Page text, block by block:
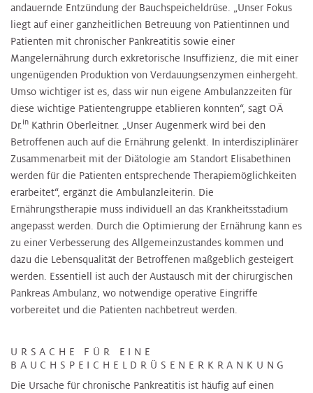
andauernde Entzündung der Bauchspeicheldrüse. „Unser Fokus
liegt auf einer ganzheitlichen Betreuung von Patientinnen und
Patienten mit chronischer Pankreatitis sowie einer
Mangelernährung durch exkretorische Insuffizienz, die mit einer
ungenügenden Produktion von Verdauungsenzymen einhergeht.
Umso wichtiger ist es, dass wir nun eigene Ambulanzzeiten für
diese wichtige Patientengruppe etablieren konnten“, sagt OÄ
Dr.in Kathrin Oberleitner. „Unser Augenmerk wird bei den
Betroffenen auch auf die Ernährung gelenkt. In interdisziplinärer
Zusammenarbeit mit der Diätologie am Standort Elisabethinen
werden für die Patienten entsprechende Therapiemöglichkeiten
erarbeitet“, ergänzt die Ambulanzleiterin. Die
Ernährungstherapie muss individuell an das Krankheitsstadium
angepasst werden. Durch die Optimierung der Ernährung kann es
zu einer Verbesserung des Allgemeinzustandes kommen und
dazu die Lebensqualität der Betroffenen maßgeblich gesteigert
werden. Essentiell ist auch der Austausch mit der chirurgischen
Pankreas Ambulanz, wo notwendige operative Eingriffe
vorbereitet und die Patienten nachbetreut werden.
URSACHE FÜR EINE
BAUCHSPEICHELDRÜSENERKRANKUNG
Die Ursache für chronische Pankreatitis ist häufig auf einen